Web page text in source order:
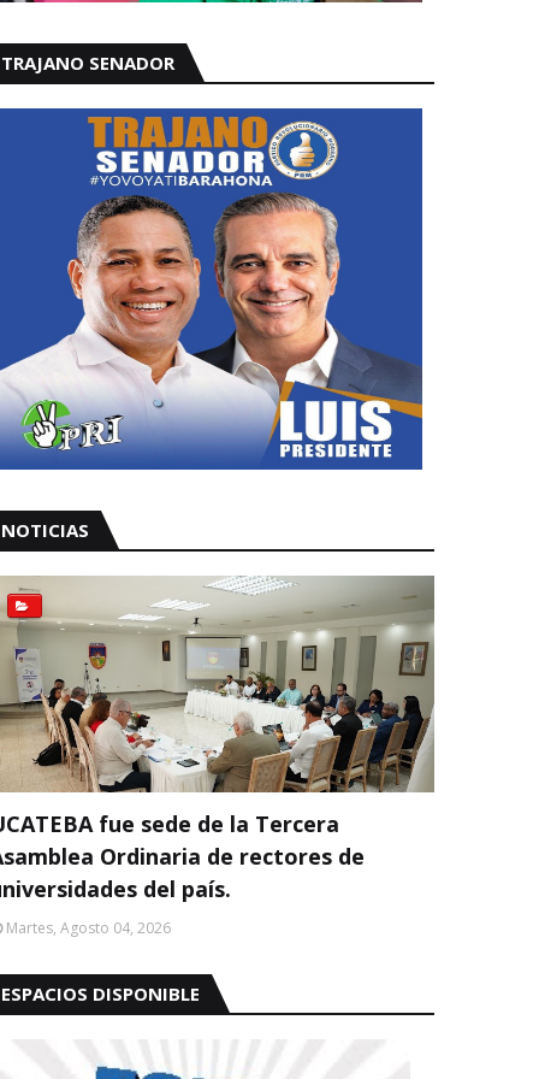
TRAJANO SENADOR
NOTICIAS
fue sede de la Tercera
Ordinaria de rectores de
del país.
Martes, Agosto 04, 2026
ESPACIOS DISPONIBLE